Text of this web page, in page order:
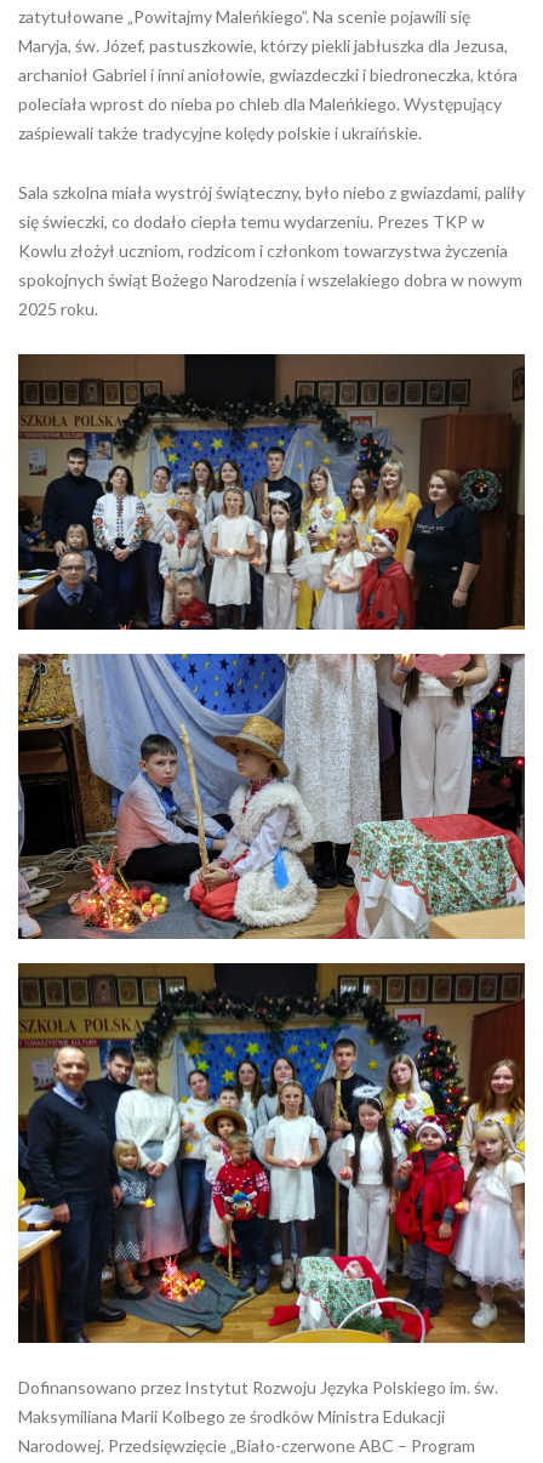
zatytułowane „Powitajmy Maleńkiego”. Na scenie pojawili się
Maryja, św. Józef, pastuszkowie, którzy piekli jabłuszka dla Jezusa,
archanioł Gabriel i inni aniołowie, gwiazdeczki i biedroneczka, która
poleciała wprost do nieba po chleb dla Maleńkiego. Występujący
zaśpiewali także tradycyjne kolędy polskie i ukraińskie.
Sala szkolna miała wystrój świąteczny, było niebo z gwiazdami, paliły
się świeczki, co dodało ciepła temu wydarzeniu. Prezes TKP w
Kowlu złożył uczniom, rodzicom i członkom towarzystwa życzenia
spokojnych świąt Bożego Narodzenia i wszelakiego dobra w nowym
2025 roku.
Dofinansowano przez Instytut Rozwoju Języka Polskiego im. św.
Maksymiliana Marii Kolbego ze środków Ministra Edukacji
Narodowej. Przedsięwzięcie „Biało-czerwone ABC – Program